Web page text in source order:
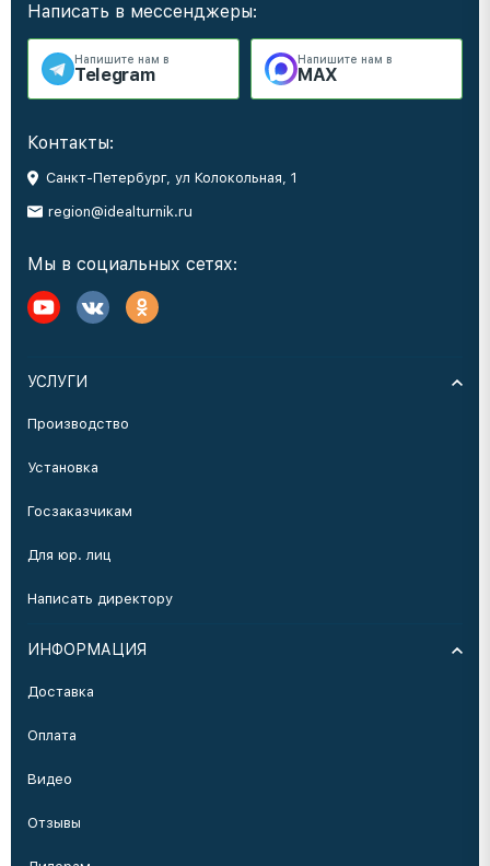
Написать в мессенджеры:
Напишите нам в
Telegram
Напишите нам в
MAX
Контакты:
Санкт-Петербург, ул Колокольная, 1
region@idealturnik.ru
Мы в социальных сетях:
УСЛУГИ
Производство
Установка
Госзаказчикам
Для юр. лиц
Написать директору
ИНФОРМАЦИЯ
Доставка
Оплата
Видео
Отзывы